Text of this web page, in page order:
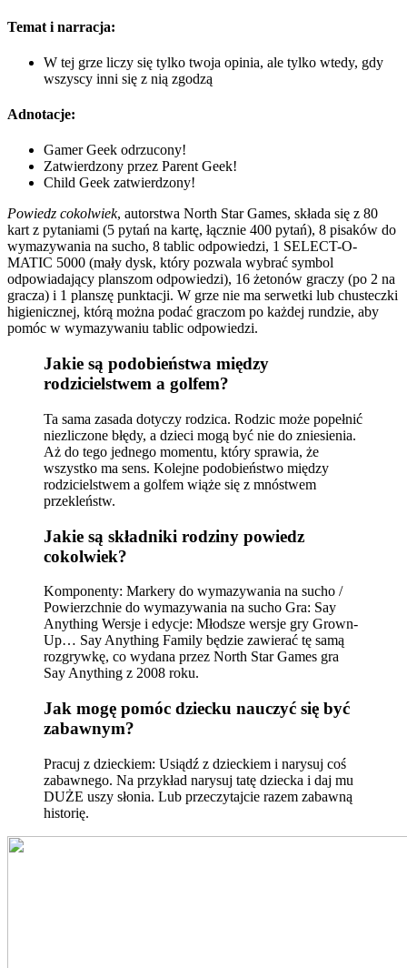
Temat i narracja:
W tej grze liczy się tylko twoja opinia, ale tylko wtedy, gdy
wszyscy inni się z nią zgodzą
Adnotacje:
Gamer Geek odrzucony!
Zatwierdzony przez Parent Geek!
Child Geek zatwierdzony!
Powiedz cokolwiek, autorstwa North Star Games, składa się z 80
kart z pytaniami (5 pytań na kartę, łącznie 400 pytań), 8 pisaków do
wymazywania na sucho, 8 tablic odpowiedzi, 1 SELECT-O-
MATIC 5000 (mały dysk, który pozwala wybrać symbol
odpowiadający planszom odpowiedzi), 16 żetonów graczy (po 2 na
gracza) i 1 planszę punktacji. W grze nie ma serwetki lub chusteczki
higienicznej, którą można podać graczom po każdej rundzie, aby
pomóc w wymazywaniu tablic odpowiedzi.
Jakie są podobieństwa między
rodzicielstwem a golfem?
Ta sama zasada dotyczy rodzica. Rodzic może popełnić
niezliczone błędy, a dzieci mogą być nie do zniesienia.
Aż do tego jednego momentu, który sprawia, że ​​
wszystko ma sens. Kolejne podobieństwo między
rodzicielstwem a golfem wiąże się z mnóstwem
przekleństw.
Jakie są składniki rodziny powiedz
cokolwiek?
Komponenty: Markery do wymazywania na sucho /
Powierzchnie do wymazywania na sucho Gra: Say
Anything Wersje i edycje: Młodsze wersje gry Grown-
Up… Say Anything Family będzie zawierać tę samą
rozgrywkę, co wydana przez North Star Games gra
Say Anything z 2008 roku.
Jak mogę pomóc dziecku nauczyć się być
zabawnym?
Pracuj z dzieckiem: Usiądź z dzieckiem i narysuj coś
zabawnego. Na przykład narysuj tatę dziecka i daj mu
DUŻE uszy słonia. Lub przeczytajcie razem zabawną
historię.